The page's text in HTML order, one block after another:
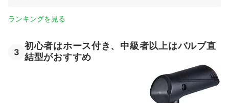
ランキングを見る
3
初心者はホース付き、中級者以上はバルブ直
結型がおすすめ